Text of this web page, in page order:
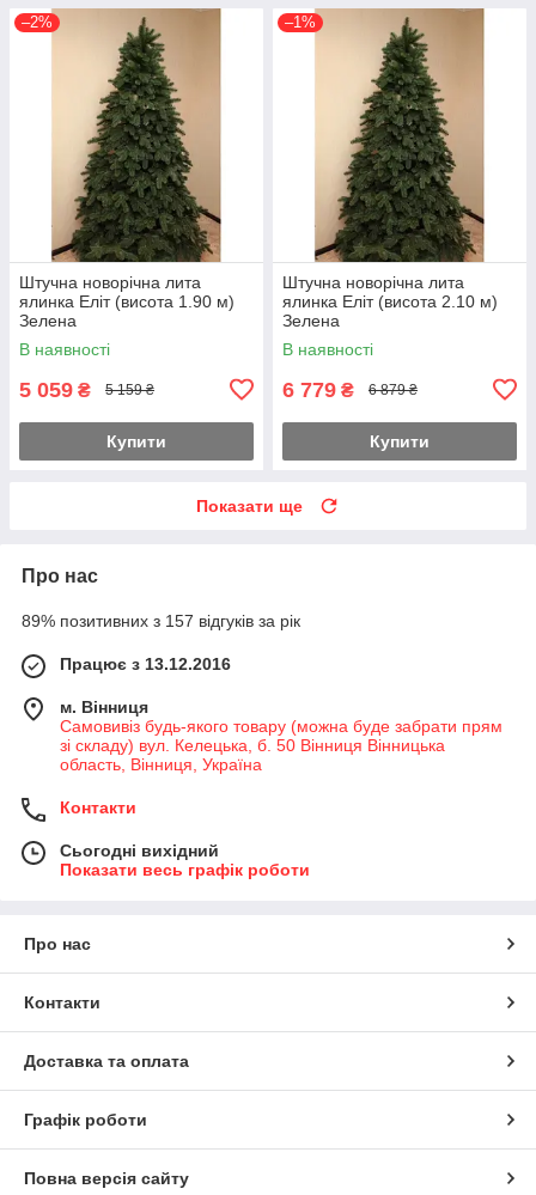
–2%
Штучна новорічна лита
ялинка Еліт (висота 1.90 м)
Зелена
В наявності
5 059 ₴ 5 159 ₴
Купити
–1%
Штучна новорічна лита
ялинка Еліт (висота 2.10 м)
Зелена
В наявності
6 779 ₴ 6 879 ₴
Купити
Показати ще
Про нас
89% позитивних з 157 відгуків за рік
Працює з 13.12.2016
м. Вінниця
Самовивіз будь-якого товару (можна буде забрати прям
зі складу) вул. Келецька, б. 50 Вінниця Вінницька
область, Вінниця, Україна
Контакти
Сьогодні вихідний
Показати весь графік роботи
Про нас
Контакти
Доставка та оплата
Графік роботи
Повна версія сайту